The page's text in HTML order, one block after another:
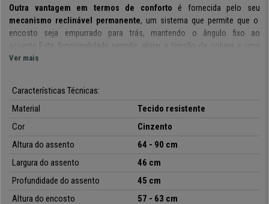
Outra vantagem em termos de conforto é fornecida pelo seu
mecanismo reclinável permanente, um sistema que permite que o
encosto seja empurrado para trás, mantendo o ângulo fixo ao
assento.Esta funcionalidade permite aliviar a tensão da coluna e uma
maior liberdade de movimento
base ampla com apoio para os pés oferece estabilidade absoluta. É um
modelo
, material que se destaca pelo
Um banco muito confortável.
O encosto é de formato ergonómico com
para máxima eficiência e conforto no trabalho.
disponível a umpreço sensacional e com a máxima garantia.
Ver mais
Características Técnicas:
Material
Tecido resistente
Cor
Cinzento
Altura do assento
64 - 90 cm
Largura do assento
46 cm
Profundidade do assento
45 cm
Altura do encosto
57 - 63 cm